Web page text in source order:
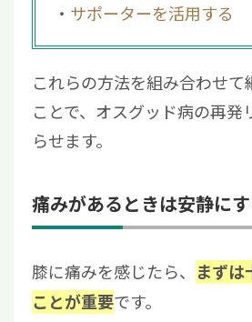
サポーターを活用する
これらの方法を組み合わせて
ことで、オスグッド病の再発
らせます。
痛みがあるときは安静に
膝に痛みを感じたら、
まずは
ことが重要です。